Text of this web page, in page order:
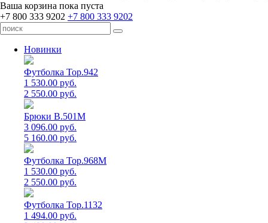
Ваша корзина пока пуста
+7 800 333 9202 +7 800 333 9202
Новинки
Футболка Top.942
1 530.00 руб.
2 550.00 руб.
Брюки B.501M
3 096.00 руб.
5 160.00 руб.
Футболка Top.968M
1 530.00 руб.
2 550.00 руб.
Футболка Top.1132
1 494.00 руб.